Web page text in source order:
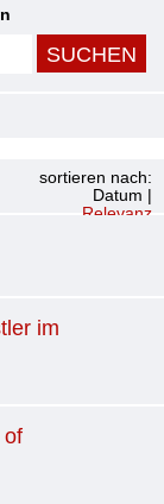
sortieren nach:
Datum |
Relevanz
im
of